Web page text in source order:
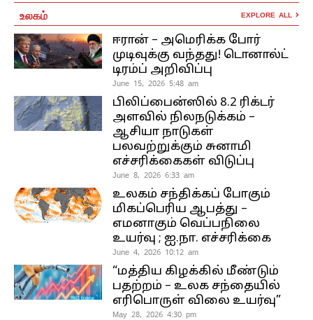
உலகம் EXPLORE ALL
ஈரான் – அமெரிக்க போர்
முடிவுக்கு வந்தது! டொனால்ட்
டிரம்ப் அறிவிப்பு
June 15, 2026 5:48 am
பிலிப்பைன்ஸில் 8.2 ரிக்டர்
அளவில் நிலநடுக்கம் –
ஆசியா நாடுகள்
பலவற்றுக்கும் சுனாமி
எச்சரிக்கைகள் விடுப்பு
June 8, 2026 6:33 am
உலகம் சந்திக்கப் போகும்
மிகப்பெரிய ஆபத்து –
எமனாகும் வெப்பநிலை
உயர்வு ; ஐ.நா. எச்சரிக்கை
June 4, 2026 10:12 am
“மத்திய கிழக்கில் மீண்டும்
பதற்றம் – உலக சந்தையில்
எரிபொருள் விலை உயர்வு”
May 28, 2026 4:30 pm